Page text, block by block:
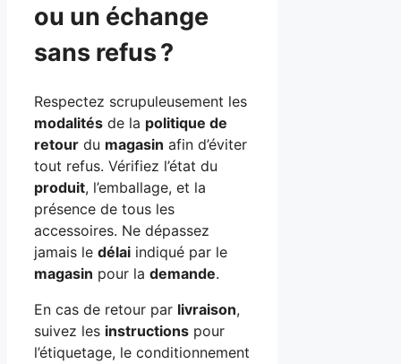
ou un échange
sans refus ?
Respectez scrupuleusement les
modalités de la politique de
retour du magasin afin d’éviter
tout refus. Vérifiez l’état du
produit, l’emballage, et la
présence de tous les
accessoires. Ne dépassez
jamais le délai indiqué par le
magasin pour la demande.
En cas de retour par livraison,
suivez les instructions pour
l’étiquetage, le conditionnement